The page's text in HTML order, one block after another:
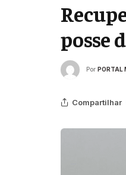
posse
Por PORTAL
Compartilhar